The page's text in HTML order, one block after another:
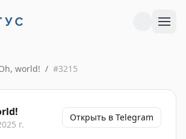
world! / #3215
г.
Открыть в Telegram